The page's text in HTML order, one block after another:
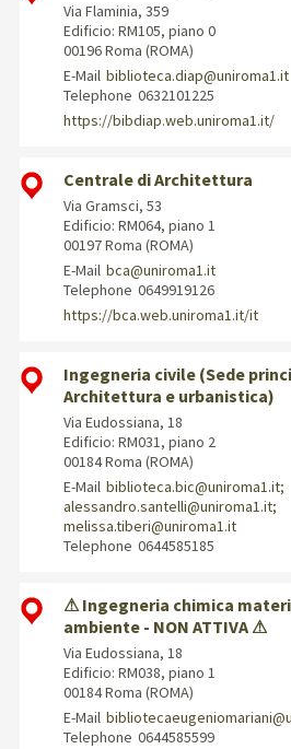
Via Flaminia, 359
Edificio: RM105, piano 0
00196 Roma (ROMA)
E-Mail biblioteca.diap@uniroma1.it
Telephone 0632101225
https://bibdiap.web.uniroma1.it/
Centrale di Architettura
Via Gramsci, 53
Edificio: RM064, piano 1
00197 Roma (ROMA)
E-Mail bca@uniroma1.it
Telephone 0649919126
https://bca.web.uniroma1.it/it
Ingegneria civile (Sede
Architettura e urbanistica)
Via Eudossiana, 18
Edificio: RM031, piano 2
00184 Roma (ROMA)
E-Mail biblioteca.bic@uniroma1.it;
alessandro.santelli@uniroma1.it;
melissa.tiberi@uniroma1.it
Telephone 0644585185
⚠ Ingegneria chimica
ambiente - NON ATTIVA ⚠
Via Eudossiana, 18
Edificio: RM038, piano 1
00184 Roma (ROMA)
E-Mail
Telephone 0644585599